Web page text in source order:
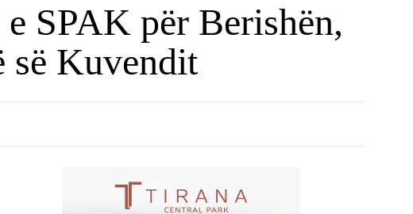
SPAK për Berishën,
së Kuvendit